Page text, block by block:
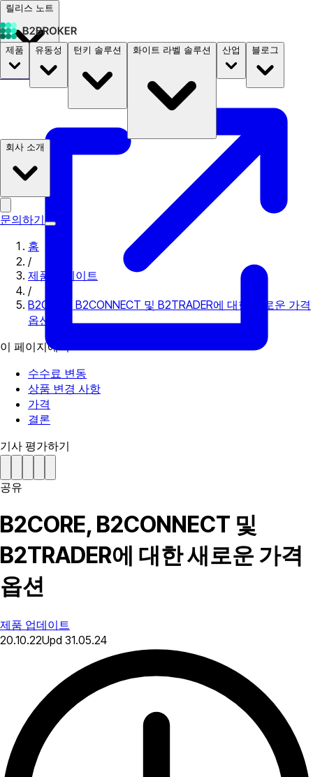
릴리스 노트
문서 요금B2STORE
제품 유동성 턴키 솔루션 화이트 라벨 솔루션 산업 블로그
회사 소개
문의하기
홈
/
제품 업데이트
/
B2CORE, B2CONNECT 및 B2TRADER에 대한 새로운 가격
옵션
이 페이지에서
수수료 변동
상품 변경 사항
가격
결론
기사 평가하기
공유
B2CORE, B2CONNECT 및
B2TRADER에 대한 새로운 가격
옵션
제품 업데이트
20.10.22Upd 31.05.24